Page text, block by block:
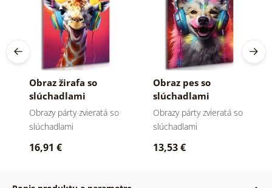
Obraz žirafa so
slúchadlami
Obrazy párty zvieratá so
slúchadlami
16,91 €
Obraz pes so
slúchadlami
Obrazy párty zvieratá so
slúchadlami
13,53 €